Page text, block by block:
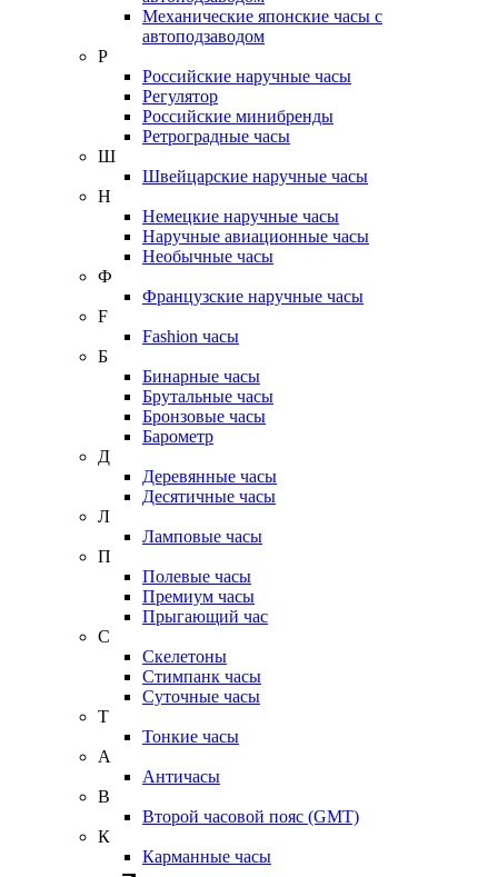
Механические японские часы с
автоподзаводом
Р
Российские наручные часы
Регулятор
Российские минибренды
Ретроградные часы
Ш
Швейцарские наручные часы
Н
Немецкие наручные часы
Наручные авиационные часы
Необычные часы
Ф
Французские наручные часы
F
Fashion часы
Б
Бинарные часы
Брутальные часы
Бронзовые часы
Барометр
Д
Деревянные часы
Десятичные часы
Л
Ламповые часы
П
Полевые часы
Премиум часы
Прыгающий час
С
Скелетоны
Стимпанк часы
Суточные часы
Т
Тонкие часы
А
Античасы
В
Второй часовой пояс (GMT)
К
Карманные часы